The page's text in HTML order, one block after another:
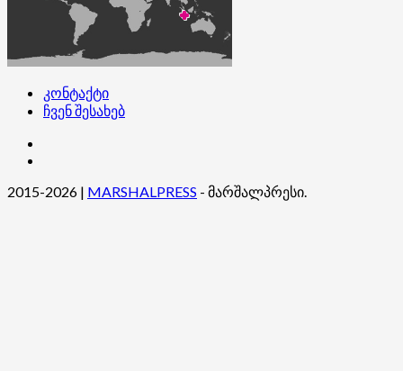
კონტაქტი
ჩვენ შესახებ
2015-2026 | MARSHALPRESS - მარშალპრესი.